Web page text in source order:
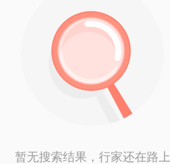
暂无搜索结果，行家还在路上